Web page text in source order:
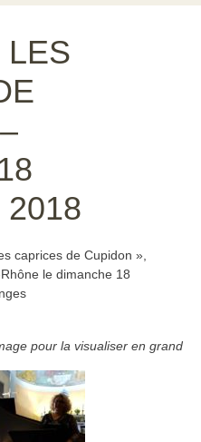
LES
2018
caprices de Cupidon »,
le dimanche 18
pour la visualiser en grand